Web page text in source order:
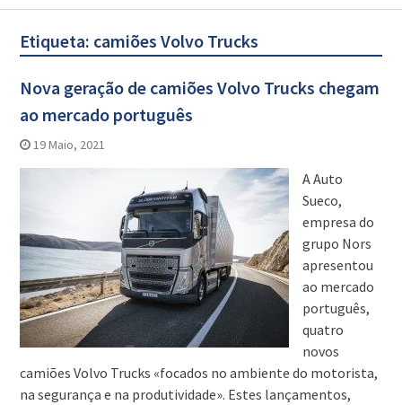
Etiqueta: camiões Volvo Trucks
Nova geração de camiões Volvo Trucks chegam
ao mercado português
19 Maio, 2021
A Auto
Sueco,
empresa do
grupo Nors
apresentou
ao mercado
português,
quatro
novos
camiões Volvo Trucks «focados no ambiente do motorista,
na segurança e na produtividade». Estes lançamentos,